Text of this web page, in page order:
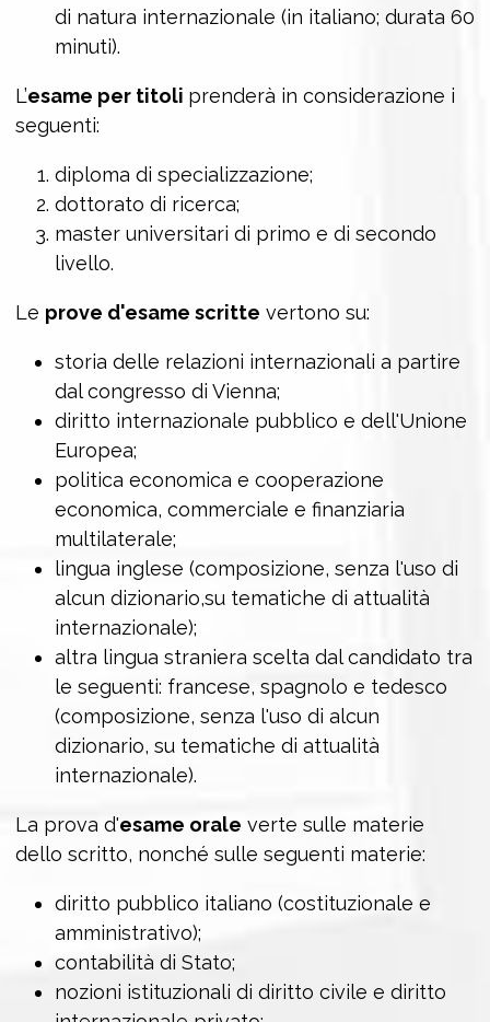
di natura internazionale (in italiano; durata 60
minuti).
L’esame per titoli prenderà in considerazione i
seguenti:
diploma di specializzazione;
dottorato di ricerca;
master universitari di primo e di secondo
livello.
Le prove d'esame scritte vertono su:
storia delle relazioni internazionali a partire
dal congresso di Vienna;
diritto internazionale pubblico e dell'Unione
Europea;
politica economica e cooperazione
economica, commerciale e finanziaria
multilaterale;
lingua inglese (composizione, senza l'uso di
alcun dizionario,su tematiche di attualità
internazionale);
altra lingua straniera scelta dal candidato tra
le seguenti: francese, spagnolo e tedesco
(composizione, senza l'uso di alcun
dizionario, su tematiche di attualità
internazionale).
La prova d'esame orale verte sulle materie
dello scritto, nonché sulle seguenti materie:
diritto pubblico italiano (costituzionale e
amministrativo);
contabilità di Stato;
nozioni istituzionali di diritto civile e diritto